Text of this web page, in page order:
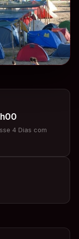
4 Dias com